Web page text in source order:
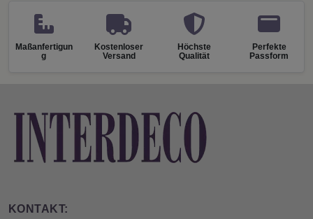
Maßanfertigun
g
Kostenloser
Versand
Höchste
Qualität
Perfekte
Passform
KONTAKT: